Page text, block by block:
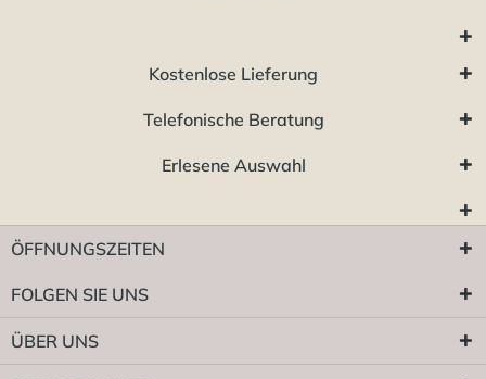
Kostenlose Lieferung
Telefonische Beratung
Erlesene Auswahl
ÖFFNUNGSZEITEN
FOLGEN SIE UNS
ÜBER UNS